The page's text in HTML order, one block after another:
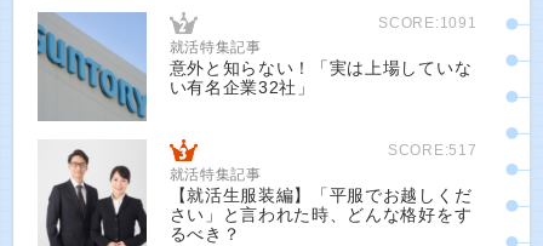
SCORE:1091
就活特集記事
意外と知らない！「実は上場していな
い有名企業32社」
SCORE:517
就活特集記事
【就活生服装編】「平服でお越しくだ
さい」と言われた時、どんな格好をす
るべき？